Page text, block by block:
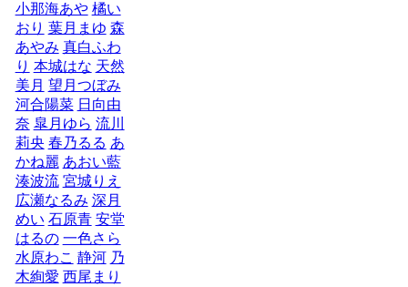
小那海あや 橘い
おり 葉月まゆ 森
あやみ 真白ふわ
り 本城はな 天然
美月 望月つぼみ
河合陽菜 日向由
奈 皐月ゆら 流川
莉央 春乃るる あ
かね麗 あおい藍
湊波流 宮城りえ
広瀬なるみ 深月
めい 石原青 安堂
はるの 一色さら
水原わこ 静河 乃
木絢愛 西尾まり